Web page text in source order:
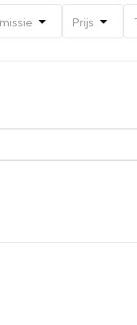
Prijs